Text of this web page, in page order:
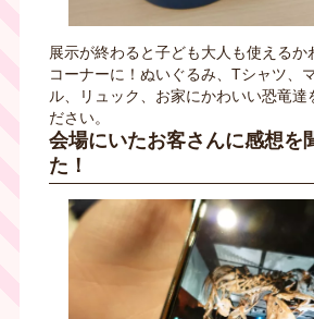
展示が終わると子ども大人も使えるか
コーナーに！ぬいぐるみ、 Tシャツ、
ル、リュック、お家にかわいい恐竜達
ださい。
会場にいたお客さんに感想を
た！